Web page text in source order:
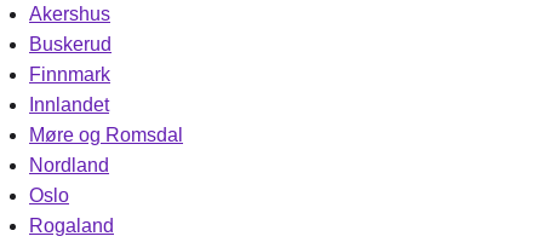
Akershus
Buskerud
Finnmark
Innlandet
Møre og Romsdal
Nordland
Oslo
Rogaland